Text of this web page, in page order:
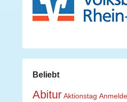
Beliebt
Abitur Aktionstag